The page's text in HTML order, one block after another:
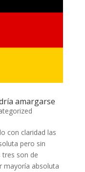
amargarse
con claridad las
pero sin
tres son de
mayoría absoluta